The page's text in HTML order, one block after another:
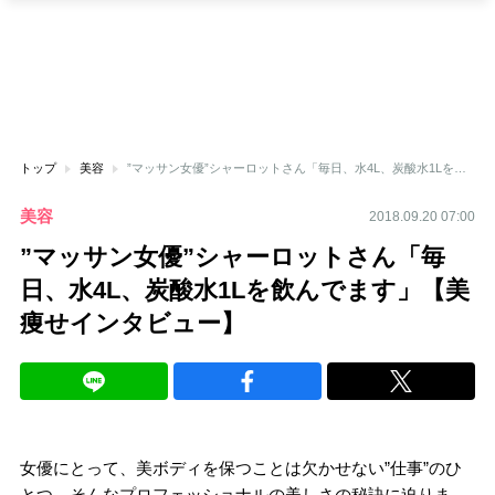
トップ 美容
美容 2018.09.20 07:00
”マッサン女優”シャーロットさん「毎
日、水4L、炭酸水1Lを飲んでます」【美
痩せインタビュー】
女優にとって、美ボディを保つことは欠かせない”仕事”のひ